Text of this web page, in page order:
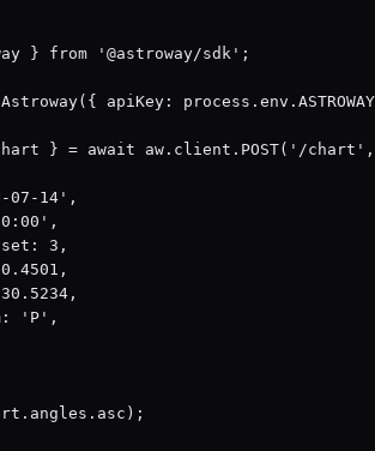
} from '@astroway/sdk';
apiKey:
} = await aw.client.POST('/
07-14',
3,
'P',